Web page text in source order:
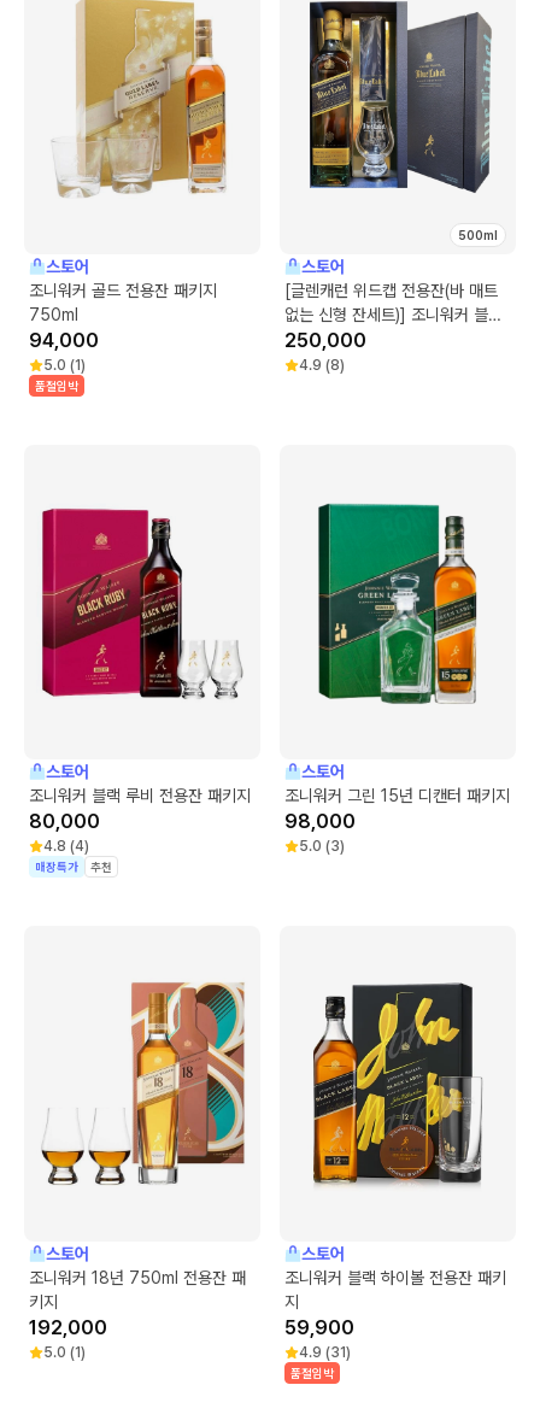
스토어
조니워커 골드 전용잔 패키지
750ml
94,000
5.0 (1)
품절임박
500ml
스토어
[글렌캐런 위드캡 전용잔(바 매트
없는 신형 잔세트)] 조니워커 블루
500ml 전용잔 패키지
250,000
4.9 (8)
스토어
조니워커 블랙 루비 전용잔 패키지
80,000
4.8 (4)
매장특가 추천
스토어
조니워커 그린 15년 디캔터 패키지
98,000
5.0 (3)
스토어
조니워커 18년 750ml 전용잔 패
키지
192,000
5.0 (1)
스토어
조니워커 블랙 하이볼 전용잔 패키
지
59,900
4.9 (31)
품절임박